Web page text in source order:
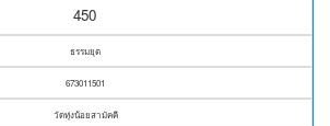
450
ธรรมยุต
673011501
วัดทุ่งน้อยสามัคคี